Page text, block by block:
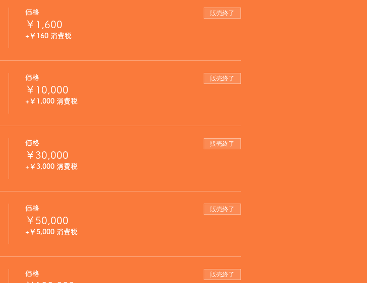
価格
￥1,600
+￥160 消費税
販売終了
価格
￥10,000
+￥1,000 消費税
販売終了
価格
￥30,000
+￥3,000 消費税
販売終了
価格
￥50,000
+￥5,000 消費税
販売終了
価格 販売終了